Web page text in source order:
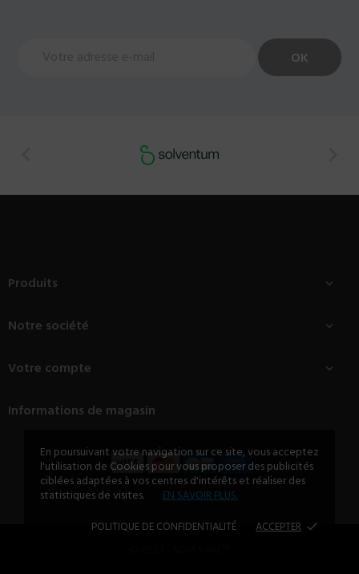
En poursuivant votre navigation sur ce site, vous acceptez
l'utilisation de Cookies pour vous proposer des publicités
ciblées adaptées à vos centres d'intérêts et réaliser des
statistiques de visites.
EN SAVOIR PLUS.
POLITIQUE DE CONFIDENTIALITÉ
ACCEPTER done
Produits 
Notre société 
Votre compte 
Informations de magasin